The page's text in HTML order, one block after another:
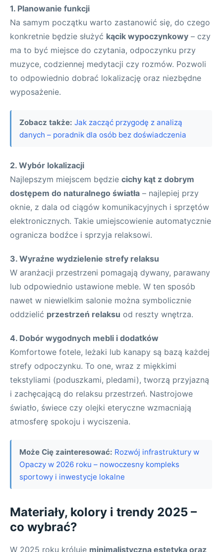
1. Planowanie funkcji
Na samym początku warto zastanowić się, do czego
konkretnie będzie służyć kącik wypoczynkowy – czy
ma to być miejsce do czytania, odpoczynku przy
muzyce, codziennej medytacji czy rozmów. Pozwoli
to odpowiednio dobrać lokalizację oraz niezbędne
wyposażenie.
Zobacz także: Jak zacząć przygodę z analizą
danych – poradnik dla osób bez doświadczenia
2. Wybór lokalizacji
Najlepszym miejscem będzie cichy kąt z dobrym
dostępem do naturalnego światła – najlepiej przy
oknie, z dala od ciągów komunikacyjnych i sprzętów
elektronicznych. Takie umiejscowienie automatycznie
ogranicza bodźce i sprzyja relaksowi.
3. Wyraźne wydzielenie strefy relaksu
W aranżacji przestrzeni pomagają dywany, parawany
lub odpowiednio ustawione meble. W ten sposób
nawet w niewielkim salonie można symbolicznie
oddzielić przestrzeń relaksu od reszty wnętrza.
4. Dobór wygodnych mebli i dodatków
Komfortowe fotele, leżaki lub kanapy są bazą każdej
strefy odpoczynku. To one, wraz z miękkimi
tekstyliami (poduszkami, pledami), tworzą przyjazną
i zachęcającą do relaksu przestrzeń. Nastrojowe
światło, świece czy olejki eteryczne wzmacniają
atmosferę spokoju i wyciszenia.
Może Cię zainteresować: Rozwój infrastruktury w
Opaczy w 2026 roku – nowoczesny kompleks
sportowy i inwestycje lokalne
Materiały, kolory i trendy 2025 –
co wybrać?
W 2025 roku króluje minimalistyczna estetyka oraz